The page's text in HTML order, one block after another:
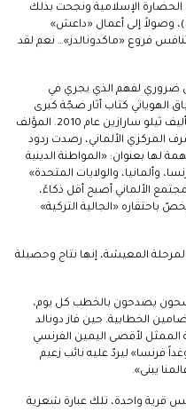
الإسلامية ونجحت بذلك
وصولاً إلى أعمال «داعش»
فروع «ماكدونالدز»… نعم لقد
ضروري لفهم الذي يجري في
الهوياتي كتاب أثار ضجّة كبرى
بألمانيا عنوانه: «ألمانيا تفقد هويتها» من تأليف ثيلو سارازين عام 2010. المؤلف
المركزي الألماني، رصدت ردود
لها بعنوان: «المواطنة الدينية
وألمانيا، والولايات المتحدة»
الألماني أصبح أقل ذكاءً،
باحتقاره «الجالية التركية»
المعيشة، إنها نتاج وحصيلة
يصدحون بالخطب كل يوم،
الخطابية. حين فاز دونالد
الممثل لأقصى اليمين الفرنسي
فرنسا» ليردّ عليه نائب زعيم
يبنى».
قرية واحدة، تلك عبارة شعرية